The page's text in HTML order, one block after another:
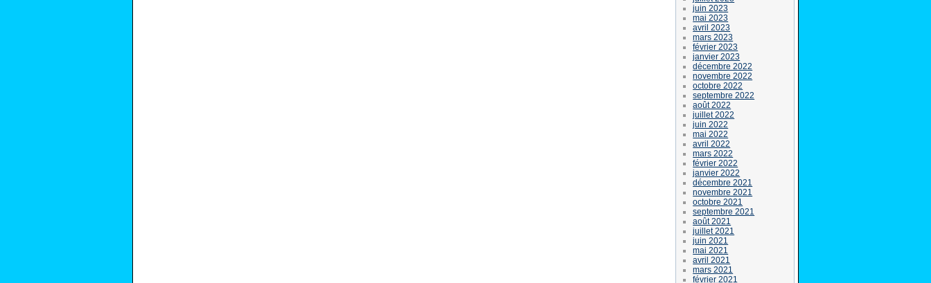
juin 2023
mai 2023
avril 2023
mars 2023
février 2023
janvier 2023
décembre 2022
novembre 2022
octobre 2022
septembre 2022
août 2022
juillet 2022
juin 2022
mai 2022
avril 2022
mars 2022
février 2022
janvier 2022
décembre 2021
novembre 2021
octobre 2021
septembre 2021
août 2021
juillet 2021
juin 2021
mai 2021
avril 2021
mars 2021
février 2021